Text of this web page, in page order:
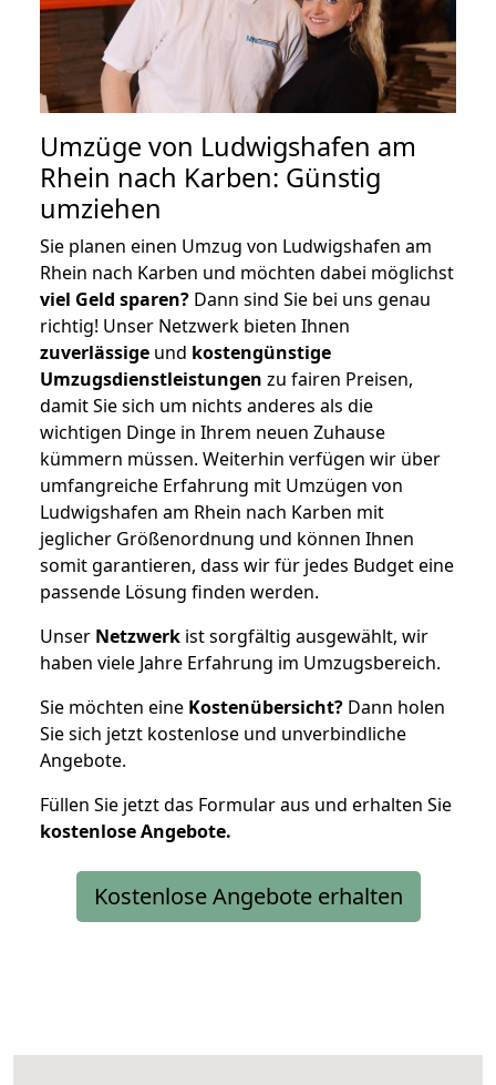
Umzüge von Ludwigshafen am
Rhein nach Karben: Günstig
umziehen
Sie planen einen Umzug von Ludwigshafen am
Rhein nach Karben und möchten dabei möglichst
viel Geld sparen? Dann sind Sie bei uns genau
richtig! Unser Netzwerk bieten Ihnen
zuverlässige und kostengünstige
Umzugsdienstleistungen zu fairen Preisen,
damit Sie sich um nichts anderes als die
wichtigen Dinge in Ihrem neuen Zuhause
kümmern müssen. Weiterhin verfügen wir über
umfangreiche Erfahrung mit Umzügen von
Ludwigshafen am Rhein nach Karben mit
jeglicher Größenordnung und können Ihnen
somit garantieren, dass wir für jedes Budget eine
passende Lösung finden werden.
Unser Netzwerk ist sorgfältig ausgewählt, wir
haben viele Jahre Erfahrung im Umzugsbereich.
Sie möchten eine Kostenübersicht? Dann holen
Sie sich jetzt kostenlose und unverbindliche
Angebote.
Füllen Sie jetzt das Formular aus und erhalten Sie
kostenloseAngebote.
Kostenlose Angebote erhalten